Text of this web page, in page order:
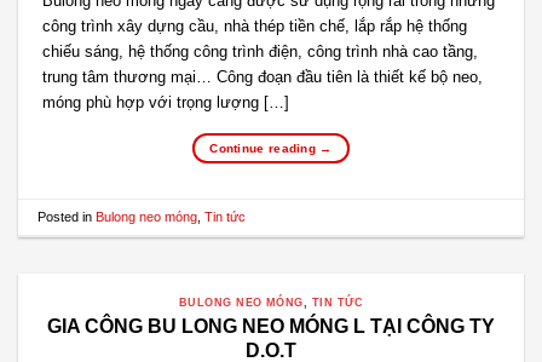
công trình xây dựng cầu, nhà thép tiền chế, lắp rắp hệ thống
chiếu sáng, hệ thống công trình điện, công trình nhà cao tầng,
trung tâm thương mại… Công đoạn đầu tiên là thiết kế bộ neo,
móng phù hợp với trọng lượng […]
Continue reading →
Posted in Bulong neo móng, Tin tức
BULONG NEO MÓNG TIN TỨC
GIA CÔNG BU LONG NEO MÓNG L TẠI CÔNG TY
D.O.T